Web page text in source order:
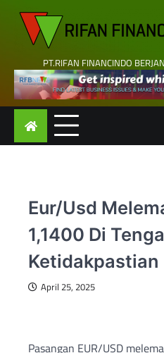
content
PT.RIFAN FINANCINDO
Eur/Usd
1,1400 Di
Ketidakpastian
April 25, 2025
Pasangan EUR/USD